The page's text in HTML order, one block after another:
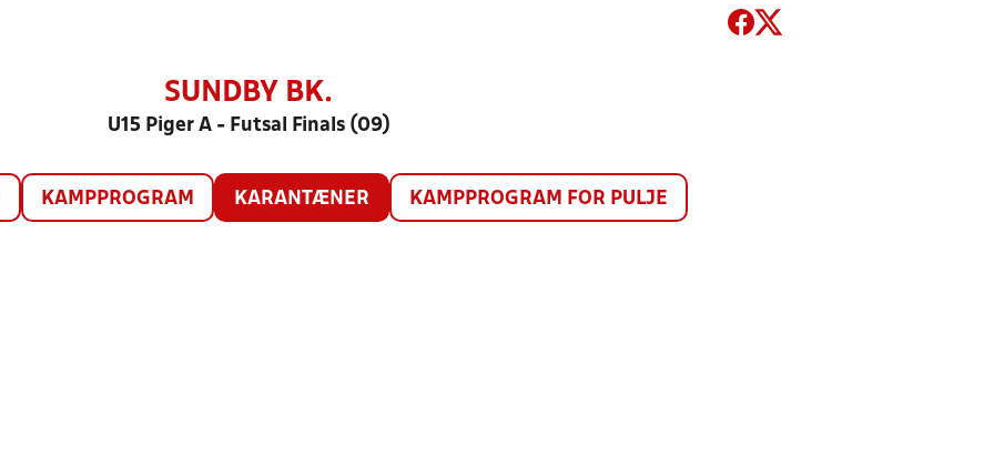
SUNDBY BK.
U15 Piger A - Futsal Finals (09)
KAMPPROGRAM KARANTÆNER KAMPPROGRAM FOR PULJE